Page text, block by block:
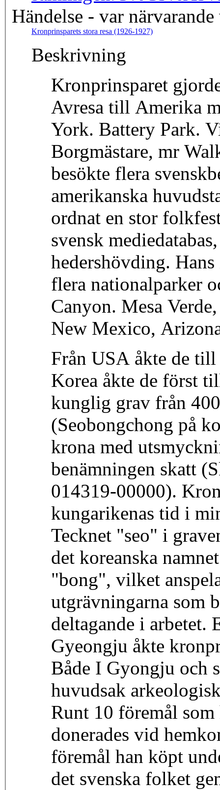
Händelse - var
Kronprinsparets stora resa (1926-1927)
Beskrivning
Kronprinsparet
Avresa till Amerika
York. Battery Park.
Borgmästare, mr
besökte flera
amerikanska
ordnat en stor
svensk
hedershövding.
flera nationalparker
Canyon. Mesa
New Mexico,
Från USA åkte de
Korea åkte de först
kunglig grav från
(Seobongchong på
krona med
benämningen skatt
014319-00000).
kungarikenas tid i
Tecknet "seo" i
det koreanska
"bong", vilket
utgrävningarna som
deltagande i arbetet.
Gyeongju åkte
Både I Gyongju och
huvudsak
Runt 10 föremål
donerades vid
föremål han köpt
det svenska folket